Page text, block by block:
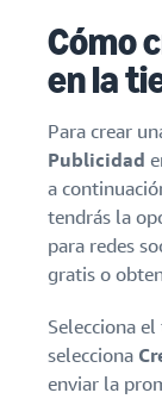
Cómo
en la
Para crear
Publicidad
a
tendrás la
para redes
gratis o
Selecciona
selecciona
enviar la